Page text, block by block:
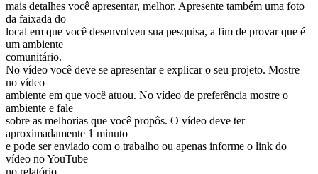
mais detalhes você apresentar, melhor. Apresente também uma foto
da faixada do
local em que você desenvolveu sua pesquisa, a fim de provar que é
um ambiente
comunitário.
No vídeo você deve se apresentar e explicar o seu projeto. Mostre
no vídeo
ambiente em que você atuou. No vídeo de preferência mostre o
ambiente e fale
sobre as melhorias que você propôs. O vídeo deve ter
aproximadamente 1 minuto
e pode ser enviado com o trabalho ou apenas informe o link do
vídeo no YouTube
no relatório.